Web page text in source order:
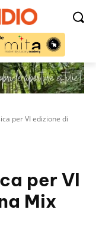
per VI edizione di
per VI
Mix